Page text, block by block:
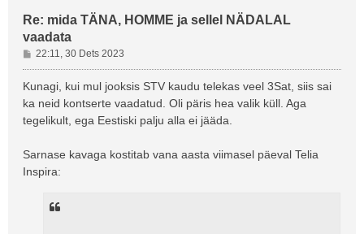
Re: mida TÄNA, HOMME ja sellel NÄDALAL
vaadata
P
o
s
t
s
22:11, 30 Dets 2023
Kunagi, kui mul jooksis STV kaudu telekas veel 3Sat, siis sai
ka neid kontserte vaadatud. Oli päris hea valik küll. Aga
tegelikult, ega Eestiski palju alla ei jääda.
Sarnase kavaga kostitab vana aasta viimasel päeval Telia
Inspira: